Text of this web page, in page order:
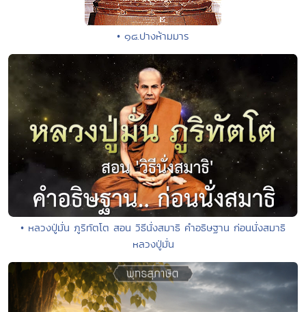
• ๑๘.ปางห้ามมาร
• หลวงปู่มั่น ภูริทัตโต สอน วิธีนั่งสมาธิ คําอธิษฐาน ก่อนนั่งสมาธิ
หลวงปู่มั่น